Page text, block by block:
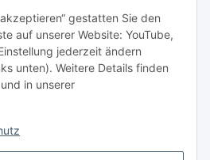
gestatten Sie den
auf unserer Website: YouTube,
jederzeit ändern
unten). Weitere Details finden
und in unsererHosting, Design & JTL-Support
masterframe GmbH